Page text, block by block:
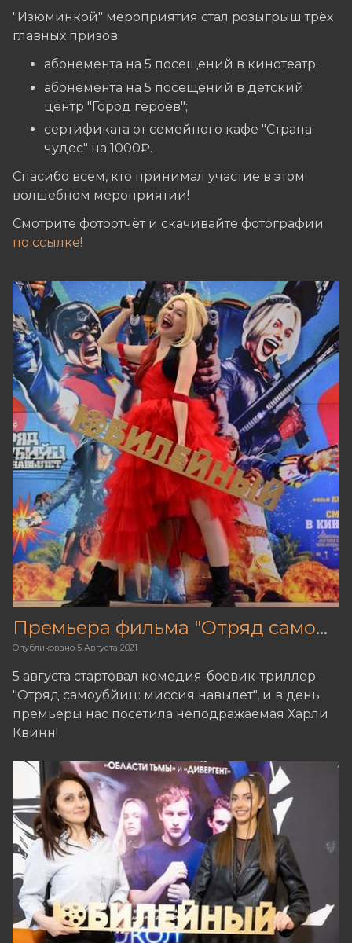
"Изюминкой" мероприятия стал розыгрыш трёх
главных призов:
абонемента на 5 посещений в кинотеатр;
абонемента на 5 посещений в детский
центр "Город героев";
сертификата от семейного кафе "Страна
чудес" на 1000₽.
Спасибо всем, кто принимал участие в этом
волшебном мероприятии!
Смотрите фотоотчёт и скачивайте фотографии
по ссылке!
Премьера фильма "Отряд самоубйиц: миссия навылет"
Опубликовано 5 Августа 2021
5 августа стартовал комедия-боевик-триллер
"Отряд самоубйиц: миссия навылет", и в день
премьеры нас посетила неподражаемая Харли
Квинн!